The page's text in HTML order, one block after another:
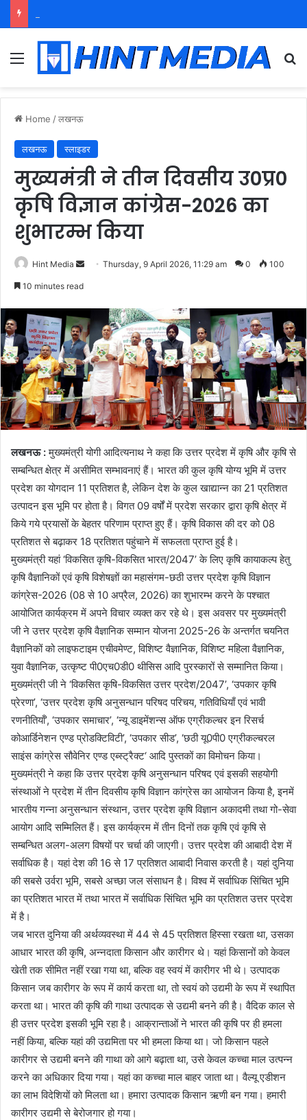
Menu
Home /लखनऊ
लखनऊ स्लाइडर
मुख्यमंत्री ने तीन दिवसीय उ0प्र0
कृषि विज्ञान कांग्रेस-2026 का
शुभारम्भ किया
Hint Media
SendThursday, 9 April 2026, 11:29 am 0 100
10 minutes read
लखनऊ :मुख्यमंत्री योगी आदित्यनाथ ने कहा कि उत्तर प्रदेश में कृषि और कृषि से
सम्बन्धित क्षेत्र में असीमित सम्भावनाएं हैं। भारत की कुल कृषि योग्य भूमि में उत्तर
प्रदेश का योगदान 11 प्रतिशत है, लेकिन देश के कुल खाद्यान्न का 21 प्रतिशत
उत्पादन इस भूमि पर होता है। विगत 09 वर्षों में प्रदेश सरकार द्वारा कृषि क्षेत्र में
किये गये प्रयासों के बेहतर परिणाम प्राप्त हुए हैं। कृषि विकास की दर को 08
प्रतिशत से बढ़ाकर 18 प्रतिशत पहुंचाने में सफलता प्राप्त हुई है।
मुख्यमंत्री यहां ‘विकसित कृषि-विकसित भारत/2047’ के लिए कृषि कायाकल्प हेतु
कृषि वैज्ञानिकों एवं कृषि विशेषज्ञों का महासंगम-छठी उत्तर प्रदेश कृषि विज्ञान
कांग्रेस-2026 (08 से 10 अप्रैल, 2026) का शुभारम्भ करने के पश्चात
आयोजित कार्यक्रम में अपने विचार व्यक्त कर रहे थे। इस अवसर पर मुख्यमंत्री
जी ने उत्तर प्रदेश कृषि वैज्ञानिक सम्मान योजना 2025-26 के अन्तर्गत चयनित
वैज्ञानिकों को लाइफटाइम एचीवमेण्ट, विशिष्ट वैज्ञानिक, विशिष्ट महिला वैज्ञानिक,
युवा वैज्ञानिक, उत्कृष्ट पी0एच0डी0 थीसिस आदि पुरस्कारों से सम्मानित किया।
मुख्यमंत्री जी ने ‘विकसित कृषि-विकसित उत्तर प्रदेश/2047’, ‘उपकार कृषि
प्रेरणा’, ‘उत्तर प्रदेश कृषि अनुसन्धान परिषद परिचय, गतिविधियाँ एवं भावी
रणनीतियाँ’, ‘उपकार समाचार’, ‘न्यू डाइमेंशन्स ऑफ एग्रीकल्चर इन रिसर्च
कोआर्डिनेशन एण्ड प्रोडक्टिविटी’, ‘उपकार सीड’, ‘छठी यू0पी0 एग्रीकल्चरल
साइंस कांग्रेस सौवेनिर एण्ड एब्स्ट्रैक्ट‘ आदि पुस्तकों का विमोचन किया।
मुख्यमंत्री ने कहा कि उत्तर प्रदेश कृषि अनुसन्धान परिषद एवं इसकी सहयोगी
संस्थाओं ने प्रदेश में तीन दिवसीय कृषि विज्ञान कांग्रेस का आयोजन किया है, इनमें
भारतीय गन्ना अनुसन्धान संस्थान, उत्तर प्रदेश कृषि विज्ञान अकादमी तथा गो-सेवा
आयोग आदि सम्मिलित हैं। इस कार्यक्रम में तीन दिनों तक कृषि एवं कृषि से
सम्बन्धित अलग-अलग विषयों पर चर्चा की जाएगी। उत्तर प्रदेश की आबादी देश में
सर्वाधिक है। यहां देश की 16 से 17 प्रतिशत आबादी निवास करती है। यहां दुनिया
की सबसे उर्वरा भूमि, सबसे अच्छा जल संसाधन है। विश्व में सर्वाधिक सिंचित भूमि
का प्रतिशत भारत में तथा भारत में सर्वाधिक सिंचित भूमि का प्रतिशत उत्तर प्रदेश
में है।
जब भारत दुनिया की अर्थव्यवस्था में 44 से 45 प्रतिशत हिस्सा रखता था, उसका
आधार भारत की कृषि, अन्नदाता किसान और कारीगर थे। यहां किसानों को केवल
खेती तक सीमित नहीं रखा गया था, बल्कि वह स्वयं में कारीगर भी थे। उत्पादक
किसान जब कारीगर के रूप में कार्य करता था, तो स्वयं को उद्यमी के रूप में स्थापित
करता था। भारत की कृषि की गाथा उत्पादक से उद्यमी बनने की है। वैदिक काल से
ही उत्तर प्रदेश इसकी भूमि रहा है। आक्रान्ताओं ने भारत की कृषि पर ही हमला
नहीं किया, बल्कि यहां की उद्यमिता पर भी हमला किया था। जो किसान पहले
कारीगर से उद्यमी बनने की गाथा को आगे बढ़ाता था, उसे केवल कच्चा माल उत्पन्न
करने का अधिकार दिया गया। यहां का कच्चा माल बाहर जाता था। वैल्यू एडीशन
का लाभ विदेशियों को मिलता था। हमारा उत्पादक किसान ऋणी बन गया। हमारी
कारीगर उद्यमी से बेरोजगार हो गया।